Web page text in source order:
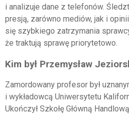
i analizuje dane z telefonów.
presją, zarówno mediów, jak i
się szybkiego zatrzymania
że traktują sprawę priorytetowo.
Kim był Przemysław
Zamordowany profesor był
i wykładowcą Uniwersytetu
Ukończył Szkołę Główną